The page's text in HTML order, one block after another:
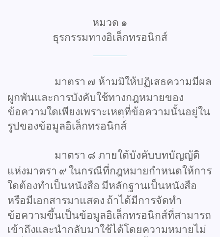
หมวด ๑
ธุรกรรมทางอิเล็กทรอนิกส์
มาตรา ๗ ห้ามมิให้ปฏิเสธความมีผล
ผูกพันและการบังคับใช้ทางกฎหมายของ
ข้อความใดเพียงเพราะเหตุที่ข้อความนั้นอยู่ใน
รูปของข้อมูลอิเล็กทรอนิกส์
มาตรา ๘ ภายใต้บังคับบทบัญญัติ
แห่งมาตรา ๙ ในกรณีที่กฎหมายกำหนดให้การ
ใดต้องทำเป็นหนังสือ มีหลักฐานเป็นหนังสือ
หรือมีเอกสารมาแสดง ถ้าได้มีการจัดทำ
ข้อความขึ้นเป็นข้อมูลอิเล็กทรอนิกส์ที่สามารถ
เข้าถึงและนำกลับมาใช้ได้โดยความหมายไม่